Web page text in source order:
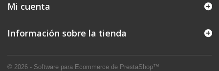
© 2026 - Software para Ecommerce de PrestaShop™
Mi cuenta
Información sobre la tienda